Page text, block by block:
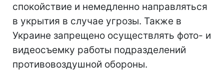
спокойствие и немедленно направляться
в укрытия в случае угрозы. Также в
Украине запрещено осуществлять фото- и
видеосъемку работы подразделений
противовоздушной обороны.